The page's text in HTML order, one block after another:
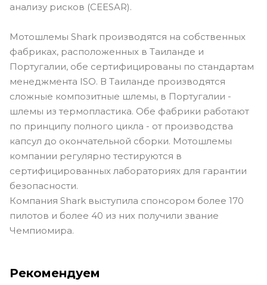
анализу рисков (CEESAR).
Мотошлемы Shark производятся на собственных
фабриках, расположенных в Таиланде и
Португалии, обе сертифицированы по стандартам
менеджмента ISO. В Таиланде производятся
сложные композитные шлемы, в Португалии -
шлемы из термопластика. Обе фабрики работают
по принципу полного цикла - от производства
капсул до окончательной сборки. Мотошлемы
компании регулярно тестируются в
сертифицированных лабораториях для гарантии
безопасности.
Компания Shark выступила спонсором более 170
пилотов и более 40 из них получили звание
Чемпиомира.
Рекомендуем